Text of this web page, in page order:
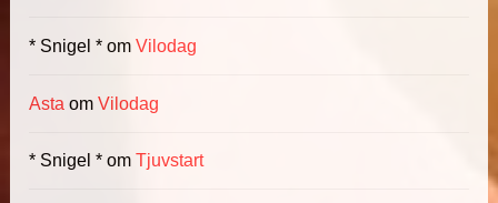
* Snigel * omVilodag
Asta omVilodag
* Snigel * omTjuvstart